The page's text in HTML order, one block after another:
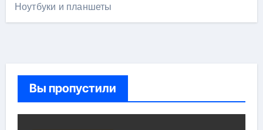
Ноутбуки и планшеты
Вы пропустили